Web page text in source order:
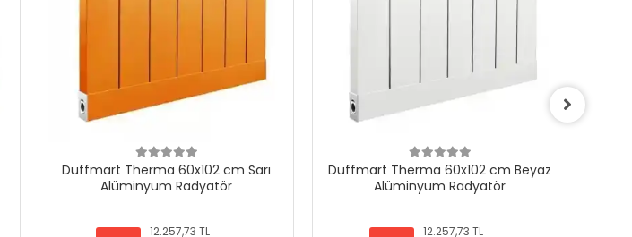
Duffmart Therma 60x102 cm Sarı
Alüminyum Radyatör
12.257,73 TL
Duffmart Therma 60x102 cm Beyaz
Alüminyum Radyatör
12.257,73 TL